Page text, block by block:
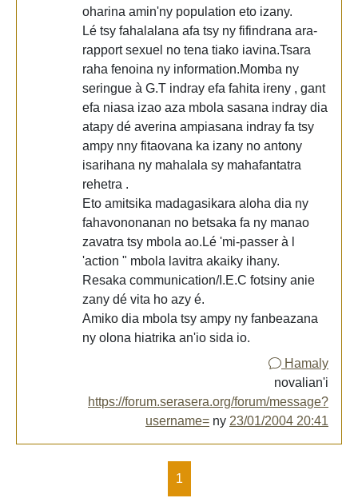
oharina amin'ny population eto izany.
Lé tsy fahalalana afa tsy ny fifindrana ara-
rapport sexuel no tena tiako iavina.Tsara
raha fenoina ny information.Momba ny
seringue à G.T indray efa fahita ireny , gant
efa niasa izao aza mbola sasana indray dia
atapy dé averina ampiasana indray fa tsy
ampy nny fitaovana ka izany no antony
isarihana ny mahalala sy mahafantatra
rehetra .
Eto amitsika madagasikara aloha dia ny
fahavononanan no betsaka fa ny manao
zavatra tsy mbola ao.Lé 'mi-passer à l
'action " mbola lavitra akaiky ihany.
Resaka communication/I.E.C fotsiny anie
zany dé vita ho azy é.
Amiko dia mbola tsy ampy ny fanbeazana
ny olona hiatrika an'io sida io.
Hamaly
novalian'i
https://forum.serasera.org/forum/message?
username= ny 23/01/2004 20:41
1